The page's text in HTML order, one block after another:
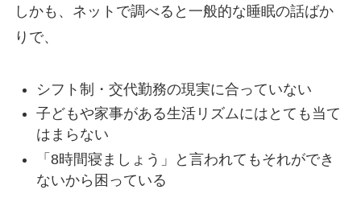
しかも、ネットで調べると一般的な睡眠の話ばか
りで、
シフト制・交代勤務の現実に合っていない
子どもや家事がある生活リズムにはとても当て
はまらない
「8時間寝ましょう」と言われてもそれができ
ないから困っている